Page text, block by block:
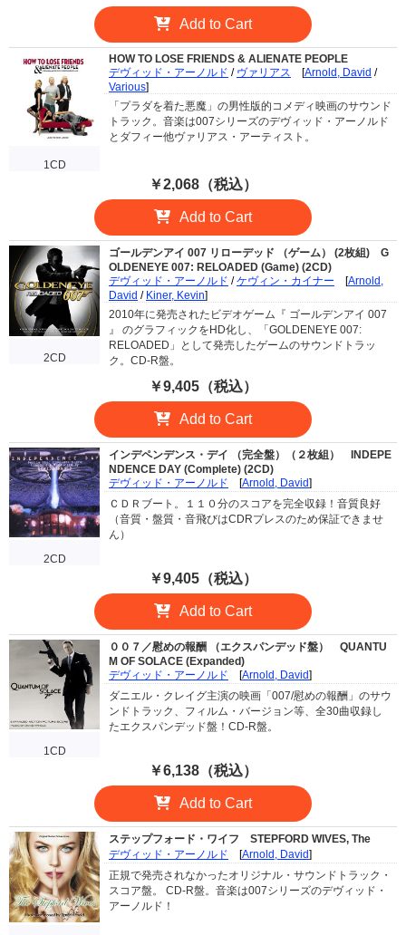
Add to Cart
1CD
HOW TO LOSE FRIENDS & ALIENATE PEOPLE
デヴィッド・アーノルド / ヴァリアス [Arnold, David /
Various]
「プラダを着た悪魔」の男性版的コメディ映画のサウンド
トラック。音楽は007シリーズのデヴィッド・アーノルド
とダフィー他ヴァリアス・アーティスト。
￥2,068（税込）
Add to Cart
2CD
ゴールデンアイ 007 リローデッド （ゲーム） (2枚組)
G
OLDENEYE 007: RELOADED (Game) (2CD)
デヴィッド・アーノルド /ケヴィン・カイナー [Arnold,
David / Kiner, Kevin]
2010年に発売されたビデオゲーム『 ゴールデンアイ 007
』 のグラフィックをHD化し、「GOLDENEYE 007:
RELOADED」として発売したゲームのサウンドトラッ
ク。CD-R盤。
￥9,405（税込）
Add to Cart
2CD
インデペンデンス・デイ （完全盤）（２枚組）
INDEPE
NDENCE DAY (Complete) (2CD)
デヴィッド・アーノルド [Arnold, David]
ＣＤＲブート。１１０分のスコアを完全収録！音質良好
（音質・盤質・音飛びはCDRプレスのため保証できませ
ん）
￥9,405（税込）
Add to Cart
1CD
００７／慰めの報酬 （エクスパンデッド盤）
QUANTU
M OF SOLACE (Expanded)
デヴィッド・アーノルド [Arnold, David]
ダニエル・クレイグ主演の映画「007/慰めの報酬」のサウ
ンドトラック、フィルム・バージョン等、全30曲収録し
たエクスパンデッド盤！CD-R盤。
￥6,138（税込）
Add to Cart
ステップフォード・ワイフ
STEPFORD WIVES, The
デヴィッド・アーノルド [Arnold, David]
正規で発売されなかったオリジナル・サウンドトラック・
スコア盤。 CD-R盤。音楽は007シリーズのデヴィッド・
アーノルド！